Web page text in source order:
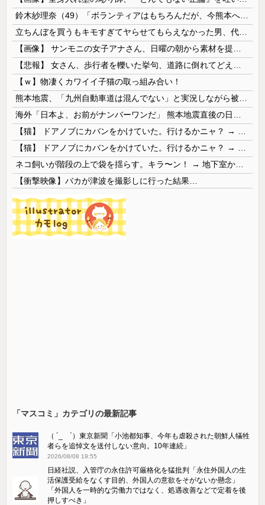
【ｗ】物凄くカワイイ子猫の取っ組み合い！
【衝撃映像】バカが津波を撮影しに行った結果…
「マスコミ」カテゴリの最新記事
（ ´_ゝ`）東京新聞「小池都知事、今年も虐殺された朝鮮人犠牲
者らを追悼文を送付しない意向。10年連続」
2026/08/08 19:55
日経社説、入管庁の永住許可厳格化を猛批判「永住外国人の生
活保護受給をなくす目的、外国人の意欲をそがないか懸念」
「外国人を一時的な労働力ではなく、処遇改善などで定着を後
押しすべき」